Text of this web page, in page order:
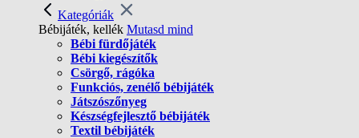
Kategóriák
Bébijáték, kellék Mutasd mind
Bébi fürdőjáték
Bébi kiegészítők
Csörgő, rágóka
Funkciós, zenélő bébijáték
Játszószőnyeg
Készségfejlesztő bébijáték
Textil bébijáték